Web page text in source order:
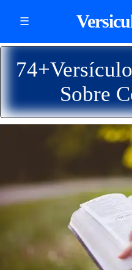
☰
Sobre